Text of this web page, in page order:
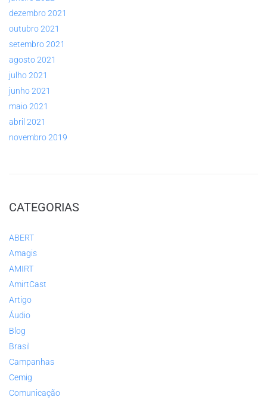
dezembro 2021
outubro 2021
setembro 2021
agosto 2021
julho 2021
junho 2021
maio 2021
abril 2021
novembro 2019
CATEGORIAS
ABERT
Amagis
AMIRT
AmirtCast
Artigo
Áudio
Blog
Brasil
Campanhas
Cemig
Comunicação